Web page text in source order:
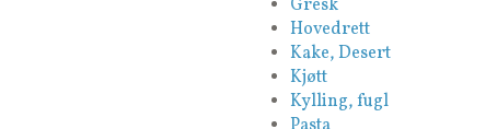
Gresk
Hovedrett
Kake, Desert
Kjøtt
Kylling, fugl